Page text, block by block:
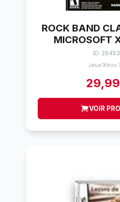
ROCK BAND
MICROSOFT
ID:
Jeux/Xbox
VOIR